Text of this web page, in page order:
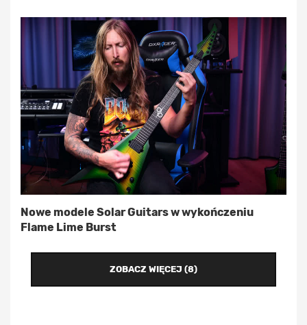
Nowe modele Solar Guitars w wykończeniu
Flame Lime Burst
ZOBACZ WIĘCEJ (8)